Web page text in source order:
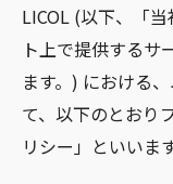
LICOL (以下、「
ト上で提供するサ
ます。) における
て、以下のとおり
リシー」といいま